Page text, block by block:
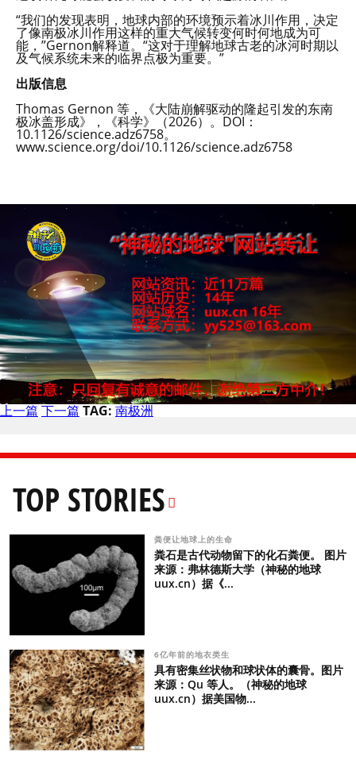
“我们的发现表明，地球内部的环境预示着冰川作用，决定
了像南极冰川作用这样的重大气候转变何时何地成为可
能，”Gernon解释道。“这对于理解地球古老的冰河时期以
及气候系统未来的临界点极为重要。”
出版信息
Thomas Gernon 等，《大陆崩解驱动的隆起引发的东南
极冰盖形成》，《科学》（2026）。DOI：
10.1126/science.adz6758。
www.science.org/doi/10.1126/science.adz6758
上一篇 下一篇 TAG: 南极洲
TOP STORIES
粪便让地球上的生命
粪石是古代动物留下的化石粪便。 图片
来源：弗林德斯大学（神秘的地球
uux.cn）据《...
6亿年前的地衣类生
具有密集丝状物和球状体的囊骨。图片
来源：Qu 等人。（神秘的地球
uux.cn）据美国物...